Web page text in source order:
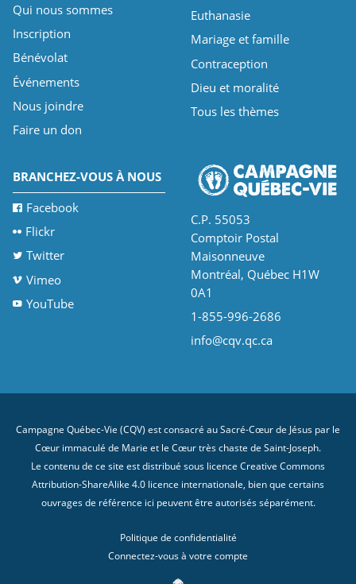
Qui nous sommes
Inscription
Bénévolat
Événements
Nous joindre
Faire un don
Euthanasie
Mariage et famille
Contraception
Dieu et moralité
Tous les thèmes
BRANCHEZ-VOUS À NOUS
Facebook
Flickr
Twitter
Vimeo
YouTube
C.P. 55053
Comptoir Postal
Maisonneuve
Montréal, Québec H1W
0A1
1-855-996-2686
info@cqv.qc.ca
Campagne Québec-Vie (CQV) est consacré au Sacré-Cœur de Jésus par le
Cœur immaculé de Marie et le Cœur très chaste de Saint-Joseph.
Le contenu de ce site est distribué sous licence Creative Commons
Attribution-ShareAlike 4.0 licence internationale , bien que certains
ouvrages de référence ici peuvent être autorisés séparément.
Politique de confidentialité
Connectez-vous à votre compte